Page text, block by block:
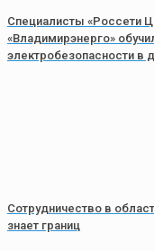
Специалисты «Россети
«Владимирэнерго»
электробезопасности в
Сотрудничество в
знает границ